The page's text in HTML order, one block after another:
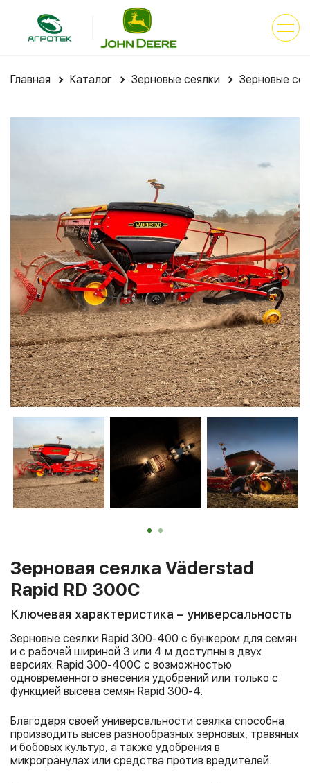
Главная Каталог Зерновые сеялки Зерновые
Зерновая сеялка Väderstad
Rapid RD 300C
Ключевая характеристика – универсальность
Зерновые сеялки Rapid 300-400 с бункером для семян
и с рабочей шириной 3 или 4 м доступны в двух
версиях: Rapid 300-400C с возможностью
одновременного внесения удобрений или только с
функцией высева семян Rapid 300-4.
Благодаря своей универсальности сеялка способна
производить высев разнообразных зерновых, травяных
и бобовых культур, а также удобрения в
микрогранулах или средства против вредителей.